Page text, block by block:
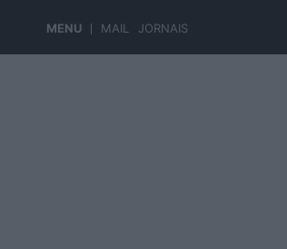
MENU MAIL JORNAIS